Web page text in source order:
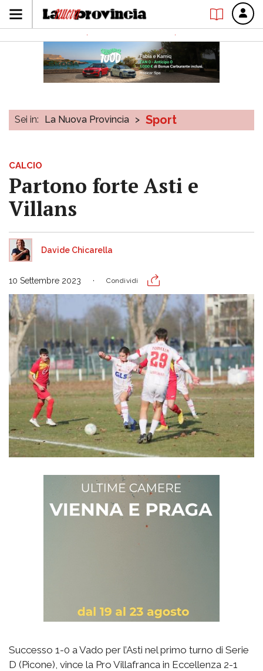
Sei in: La Nuova Provincia > Sport
CALCIO
Partono forte Asti e
Villans
Davide Chicarella
10 Settembre 2023 Condividi
Successo 1-0 a Vado per l’Asti nel primo turno di Serie
D (Picone), vince la Pro Villafranca in Eccellenza 2-1